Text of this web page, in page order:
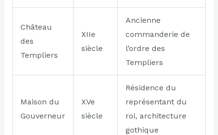
Château
des
Templiers
XIIe
siècle
Ancienne
commanderie de
l’ordre des
Templiers
Maison du
Gouverneur
XVe
siècle
Résidence du
représentant du
roi, architecture
gothique